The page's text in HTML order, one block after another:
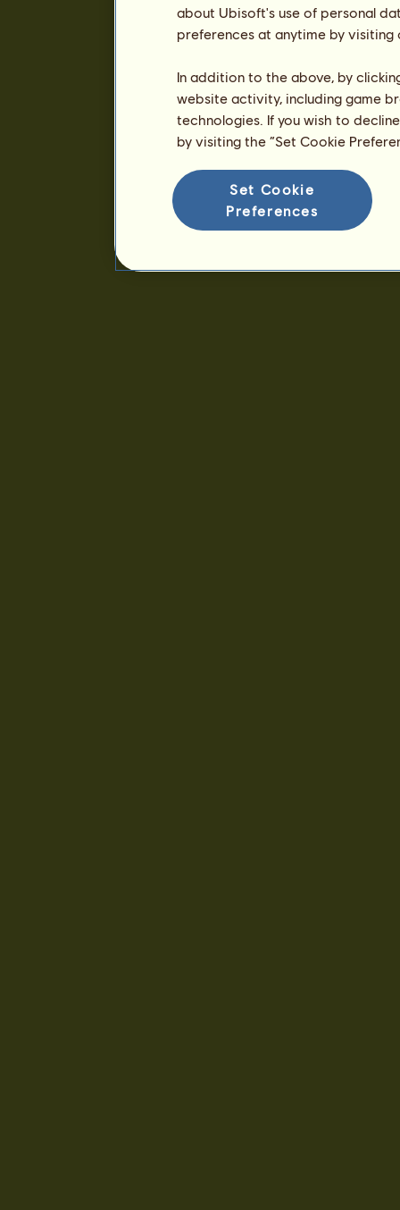
about Ubisoft's use of personal
preferences at anytime by
In addition to the above, by
website activity, including game
technologies. If you wish to
by visiting the “Set Cookie
Set Cookie
Preferences